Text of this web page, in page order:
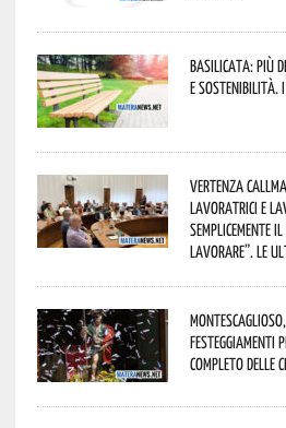
Basilicata: più
e sostenibilità.
Vertenza
lavoratrici e
semplicemente
lavorare”. Le
festeggiamenti
completo delle